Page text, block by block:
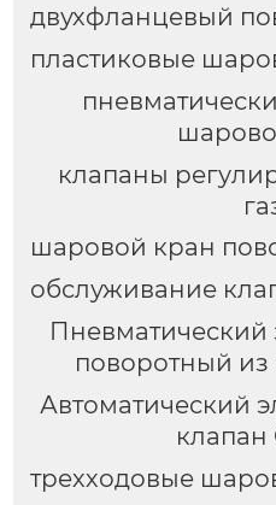
двухфланцевый
пластиковые
клапаны
шаровой кран
обслуживание
Пневматический
поворотный из
Автоматический
клапан
трехходовые